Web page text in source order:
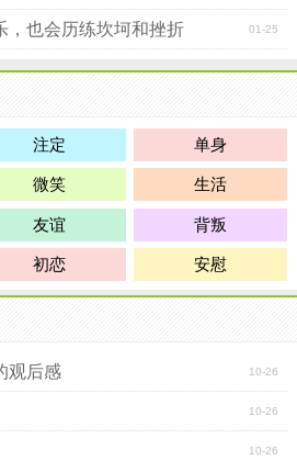
我看见，他的眼睛里闪烁着温柔的
生命，让你的世界变得丰富多彩，
，你的脸上露出了灿烂的笑容，是
变得优秀，才收获了一份甜蜜的
会久别重逢，那么，我们什么时候
，却依旧
那一刻的到来，心的
清晰，我对你的思念绵绵不绝，时
了年少时的青涩，多了一份成熟与
走向了不同的分岔路口，然而，时
彼此的思念，我们依旧是无话不谈
常常与你在微信上诉说彼此的心
会在同一个地方，再次相见，所
城市看海。
海的对面，一定有更
风
01-25
，也会历练坎坷和挫折
注定 单身
微笑 生活
友谊 背叛
初恋 安慰
10-26
观后感
10-26
10-26